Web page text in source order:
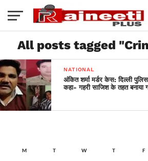
All posts tagged
NATIONAL
अंकित शर्मा मर्डर केस: दिल्ली
कहा- गहरी साजिश के तहत बनाया
M T W T F